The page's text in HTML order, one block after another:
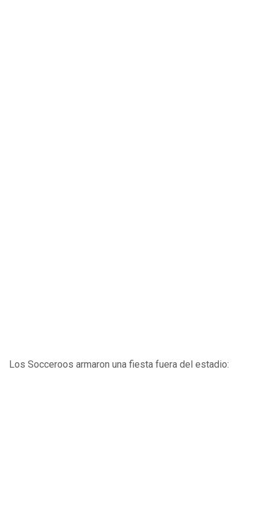
Los Socceroos armaron una fiesta fuera del estadio: